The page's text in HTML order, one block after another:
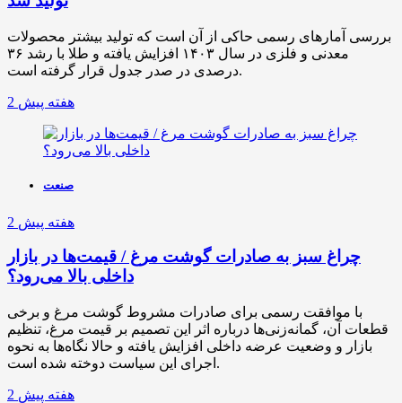
بررسی آمارهای رسمی حاکی از آن است که تولید بیشتر محصولات
معدنی و فلزی در سال ۱۴۰۳ افزایش یافته و طلا با رشد ۳۶
درصدی در صدر جدول قرار گرفته است.
2 هفته پیش
صنعت
2 هفته پیش
چراغ سبز به صادرات گوشت مرغ / قیمت‌ها در بازار
داخلی بالا می‌رود؟
با موافقت رسمی برای صادرات مشروط گوشت مرغ و برخی
قطعات آن، گمانه‌زنی‌ها درباره اثر این تصمیم بر قیمت مرغ، تنظیم
بازار و وضعیت عرضه داخلی افزایش یافته و حالا نگاه‌ها به نحوه
اجرای این سیاست دوخته شده است.
2 هفته پیش